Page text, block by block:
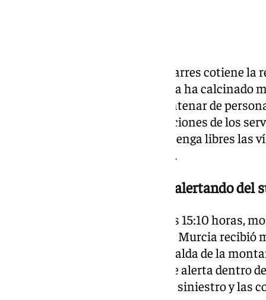
La localidad murciana de Los Garres cotiene
forestal de gran magnitud que ya ha calcinado
y ha obligado a evacuar a un centenar de
la población que siga las indicaciones de los
perímetros de seguridad y mantenga libres las
posibilidad de nuevos desalojos.
Más de 200 llamadas al 112 alertando del
El fuego se originó en torno a las 15:10 horas,
emergencias 112 de la Región de Murcia
de la presencia de llamas en la falda de la
momentos se activó el nivel 3 de alerta dentro
incendios, dada la evolución del siniestro y las